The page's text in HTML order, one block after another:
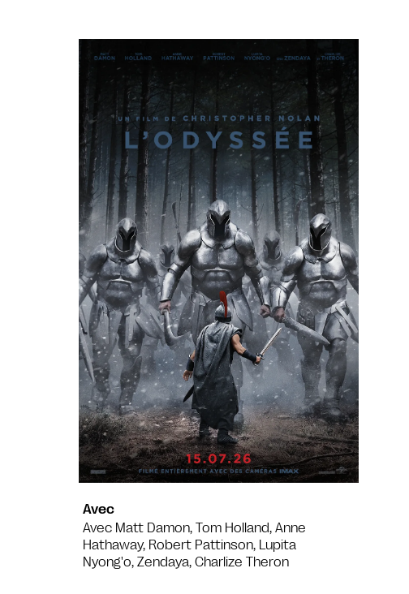
Avec
Avec Matt Damon, Tom Holland, Anne
Hathaway, Robert Pattinson, Lupita
Nyong'o, Zendaya, Charlize Theron